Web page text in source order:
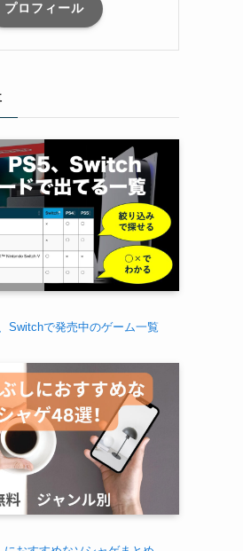
プロフィール
Switchで発売中のゲーム一覧